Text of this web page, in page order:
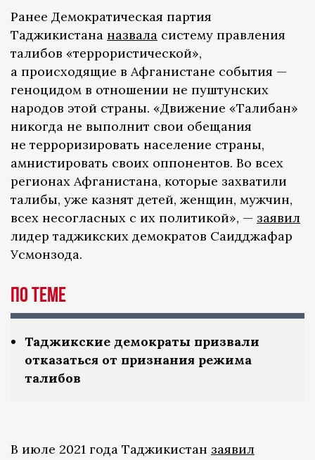
Ранее Демократическая партия
Таджикистана назвала систему правления
талибов «террористической»,
а происходящие в Афганистане события —
геноцидом в отношении не пуштунских
народов этой страны. «Движение «Талибан»
никогда не выполнит свои обещания
не терроризировать население страны,
амнистировать своих оппонентов. Во всех
регионах Афганистана, которые захватили
талибы, уже казнят детей, женщин, мужчин,
всех несогласных с их политикой», — заявил
лидер таджикских демократов Саидджафар
Усмонзода.
По теме
Таджикские демократы призвали
отказаться от признания режима
талибов
В июле 2021 года Таджикистан заявил